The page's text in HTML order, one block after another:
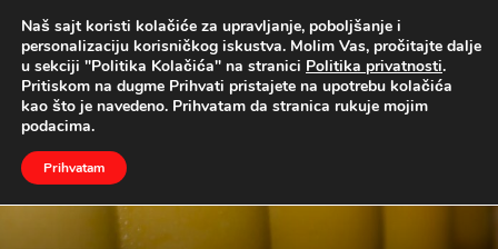
UŽIVO
Naslovna Vesti Poljoprivreda
Naš sajt koristi kolačiće za upravljanje, poboljšanje i
personalizaciju korisničkog iskustva. Molim Vas, pročitajte dalje
u sekciji "Politika Kolačića" na stranici Politika privatnosti.
Pritiskom na dugme Prihvati pristajete na upotrebu kolačića
kao što je navedeno. Prihvatam da stranica rukuje mojim
podacima.
Prihvatam